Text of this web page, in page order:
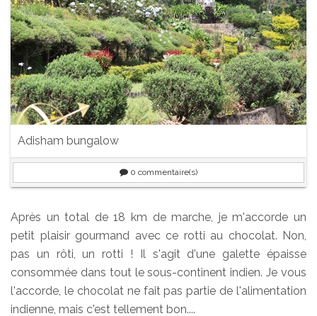
Adisham bungalow
0 commentaire(s)
Après un total de 18 km de marche, je m'accorde un
petit plaisir gourmand avec ce rotti au chocolat. Non,
pas un rôti, un rotti ! Il s'agit d'une galette épaisse
consommée dans tout le sous-continent indien. Je vous
l'accorde, le chocolat ne fait pas partie de l'alimentation
indienne, mais c'est tellement bon....